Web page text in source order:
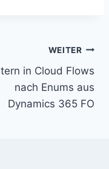
WEITER
in Cloud Flows
nach Enums aus
Dynamics 365 FO